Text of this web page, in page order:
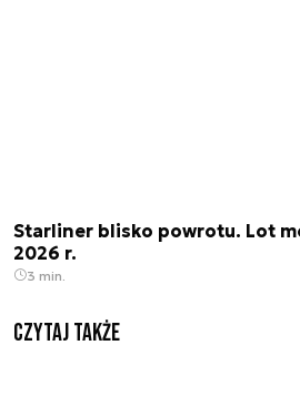
Starliner blisko powrotu. Lot
2026 r.
3 min.
Czytaj także